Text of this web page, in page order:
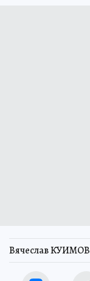
Вячеслав КУИМОВ